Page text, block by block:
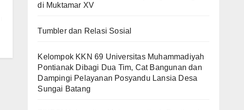
di Muktamar XV
Tumbler dan Relasi Sosial
Kelompok KKN 69 Universitas Muhammadiyah
Pontianak Dibagi Dua Tim, Cat Bangunan dan
Dampingi Pelayanan Posyandu Lansia Desa
Sungai Batang